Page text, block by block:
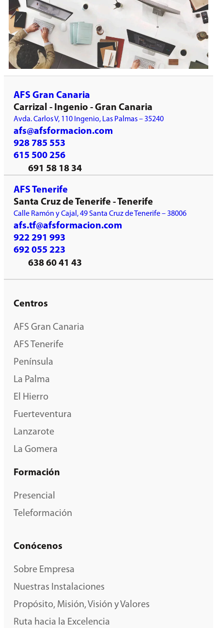
AFS Gran Canaria
Carrizal - Ingenio - Gran Canaria
Avda. Carlos V, 110 Ingenio, Las Palmas – 35240
afs@afsformacion.com
928 785 553
615 500 256
691 58 18 34
AFS Tenerife
Santa Cruz de Tenerife - Tenerife
Calle Ramón y Cajal, 49 Santa Cruz de Tenerife – 38006
afs.tf@afsformacion.com
922 291 993
692 055 223
638 60 41 43
Centros
AFS Gran Canaria
AFS Tenerife
Península
La Palma
El Hierro
Fuerteventura
Lanzarote
La Gomera
Formación
Presencial
Teleformación
Conócenos
Sobre Empresa
Nuestras Instalaciones
Propósito, Misión, Visión y Valores
Ruta hacia la Excelencia